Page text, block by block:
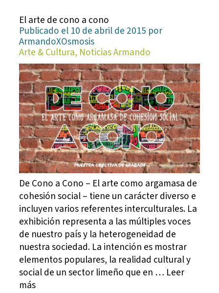
El arte de cono a cono
Publicado el 10 de abril de 2015 por
ArmandoXOsmosis
Arte & Cultura, Noticias Armando
De Cono a Cono – El arte como argamasa de
cohesión social – tiene un carácter diverso e
incluyen varios referentes interculturales. La
exhibición representa a las múltiples voces
de nuestro país y la heterogeneidad de
nuestra sociedad. La intención es mostrar
elementos populares, la realidad cultural y
social de un sector limeño que en … Leer
más